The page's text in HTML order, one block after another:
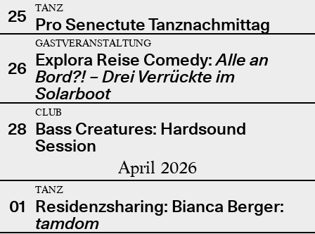
25
TANZ
Pro Senectute Tanznachmittag
26
GASTVERANSTALTUNG
Explora Reise Comedy:Alle an
Bord?! – Drei Verrückte im
Solarboot
28
CLUB
Bass Creatures: Hardsound
Session
April 2026
01
TANZ
Residenzsharing: Bianca Berger:
tamdom